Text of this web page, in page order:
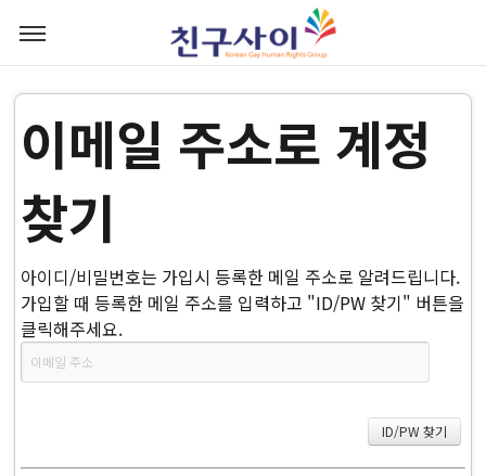
이메일 주소로 계정
찾기
아이디/비밀번호는 가입시 등록한 메일 주소로 알려드립니다.
가입할 때 등록한 메일 주소를 입력하고 "ID/PW 찾기" 버튼을
클릭해주세요.